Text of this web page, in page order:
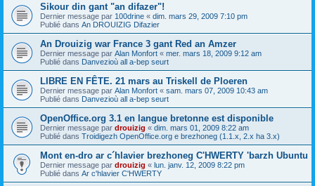
Sikour din gant "an difazer"!
Dernier message par 100drine « dim. mars 29, 2009 7:10 pm
Publié dans An DROUIZIG Difazier
An Drouizig war France 3 gant Red an Amzer
Dernier message par Alan Monfort « mer. mars 18, 2009 9:12 am
Publié dans Danvezioù all a-bep seurt
LIBRE EN FÊTE. 21 mars au Triskell de Ploeren
Dernier message par Alan Monfort « sam. mars 07, 2009 10:43 am
Publié dans Danvezioù all a-bep seurt
OpenOffice.org 3.1 en langue bretonne est disponible
Dernier message par drouizig « dim. mars 01, 2009 8:22 am
Publié dans Troidigezh OpenOffice.org e brezhoneg (1.1.x, 2.x ha 3.x)
Mont en-dro ar c´hlavier brezhoneg C'HWERTY 'barzh Ubuntu
Dernier message par drouizig « lun. janv. 12, 2009 8:22 pm
Publié dans Ar c'hlavier C'HWERTY